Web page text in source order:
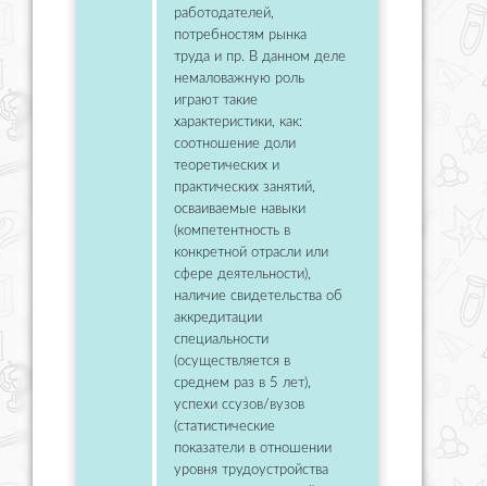
работодателей,
потребностям рынка
труда и пр. В данном деле
немаловажную роль
играют такие
характеристики, как:
соотношение доли
теоретических и
практических занятий,
осваиваемые навыки
(компетентность в
конкретной отрасли или
сфере деятельности),
наличие свидетельства об
аккредитации
специальности
(осуществляется в
среднем раз в 5 лет),
успехи ссузов/вузов
(статистические
показатели в отношении
уровня трудоустройства